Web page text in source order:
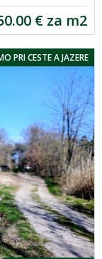
€ za m2
PRI CESTE A JAZERE